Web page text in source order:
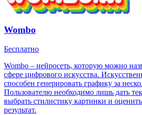
Wombo
Бесплатно
Wombo – нейросеть, которую можно
сфере цифрового искусства.
способен генерировать графику за
Пользователю необходимо лишь дать
выбрать стилистику картинки и
результат.